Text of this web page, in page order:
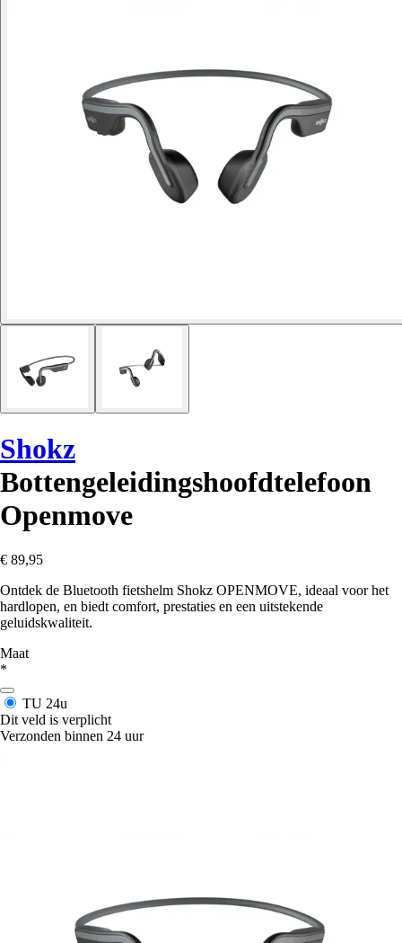
Shokz
Bottengeleidingshoofdtelefoon
Openmove
€ 89,95
Ontdek de Bluetooth fietshelm Shokz OPENMOVE, ideaal voor het
hardlopen, en biedt comfort, prestaties en een uitstekende
geluidskwaliteit.
Maat
*
TU 24u
Dit veld is verplicht
Verzonden binnen 24 uur